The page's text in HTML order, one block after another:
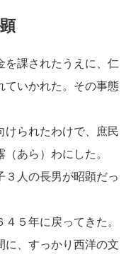
を課されたうえに、仁
ていかれた。その事態
けられたわけで、庶民
あら）わにした。
３人の長男が昭顕だっ
５年に戻ってきた。
に、すっかり西洋の文